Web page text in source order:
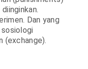
Dan yang
sosiologi
(exchange).